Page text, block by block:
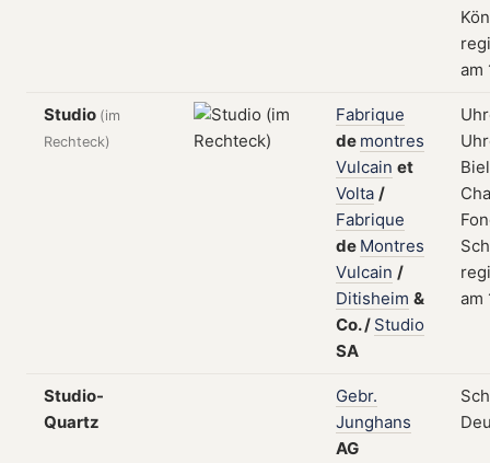
am
Studio (im
Rechteck)
Fabrique
de montres
Vulcain et
Volta /
Fabrique
de Montres
Vulcain /
Ditisheim &
Co./ Studio
SA
am
Studio-
Quartz
Gebr.
Junghans
AG